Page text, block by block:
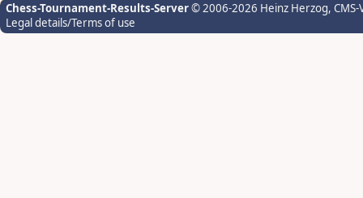
Chess-Tournament-Results-Server© 2006-2026 Heinz Herzog,
Legal details/Terms of use